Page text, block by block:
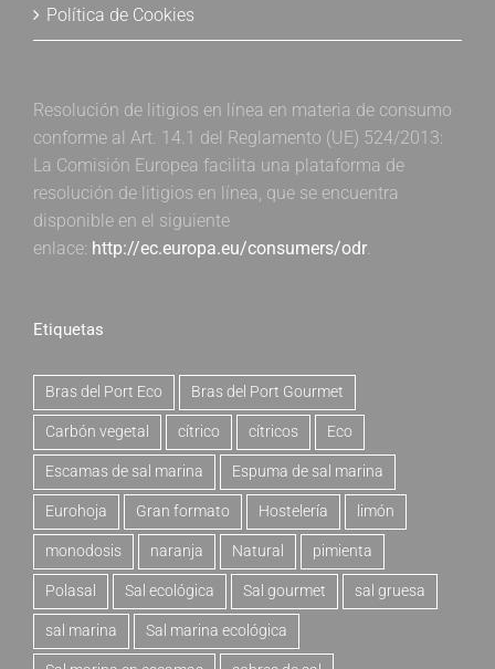
Política de Cookies
Resolución de litigios en línea en materia de consumo
conforme al Art. 14.1 del Reglamento (UE) 524/2013:
La Comisión Europea facilita una plataforma de
resolución de litigios en línea, que se encuentra
disponible en el siguiente
enlace: http://ec.europa.eu/consumers/odr.
Etiquetas
Bras del Port Eco Bras del Port Gourmet
Carbón vegetal cítrico cítricos Eco
Escamas de sal marina Espuma de sal marina
Eurohoja Gran formato Hostelería limón
monodosis naranja Natural pimienta
Polasal Sal ecológica Sal gourmet sal gruesa
sal marina Sal marina ecológica